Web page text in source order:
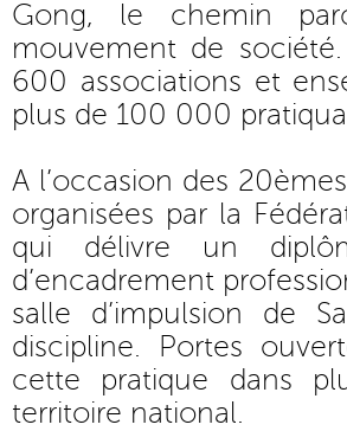
Gong, le chemin
mouvement de
600 associations et
plus de 100 000
A l’occasion des
organisées par la
qui délivre un
d’encadrement
salle d’impulsion de
discipline. Portes
cette pratique dans
territoire national.